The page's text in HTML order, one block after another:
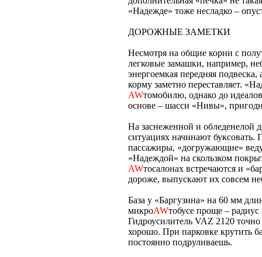
«Надежде» тоже несладко –
ДОРОЖНЫЕ ЗАМЕТКИ
Несмотря на общие корни с
легковые замашки, например,
энергоемкая передняя
корму заметно переставляет.
AWтомобилю, однако до
основе – шасси «Нивы»,
На заснеженной и обледенелой
ситуациях начинают
пассажиры, «догружающие»
«Надеждой» на скользком
AWтосалонах встречаются и
дороже, выпускают их совсем
База у «Баргузина» на 60 мм
микроAWтобусе проще –
Гидроусилитель VAZ 2120
хорошо. При парковке крутить
постоянно подруливаешь.